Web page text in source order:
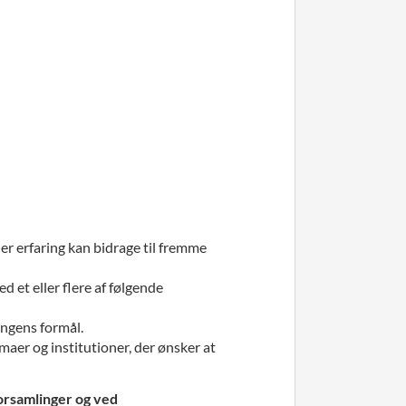
erfaring kan bidrage til fremme
et eller flere af følgende
formål.
og institutioner, der ønsker at
og ved